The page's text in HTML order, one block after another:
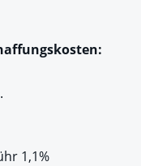
1,1%